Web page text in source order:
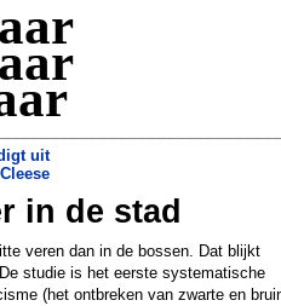
uit
dierenmoord bij kinderboerderij:
'voetballen' met gestolen kip
in de stad
veren dan in de bossen. Dat blijkt
studie is het eerste systematische
(het ontbreken van zwarte en